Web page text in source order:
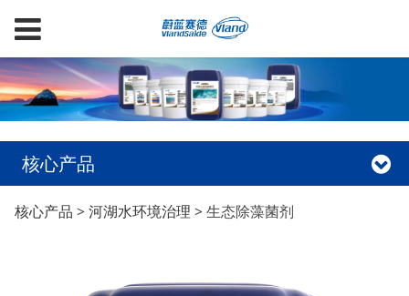
核心产品
生态除藻菌剂
核心产品 >河湖水环境治理 >生态除藻菌剂